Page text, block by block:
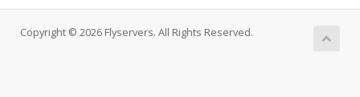
Copyright © 2026 Flyservers. All Rights Reserved.